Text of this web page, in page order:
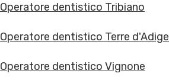
Operatore dentistico Tribiano
Operatore dentistico Terre d'Adige
Operatore dentistico Vignone